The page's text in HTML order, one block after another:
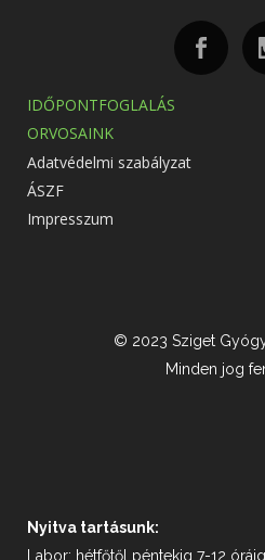
IDŐPONTFOGLALÁS
ORVOSAINK
Adatvédelmi szabályzat
ÁSZF
Impresszum
© 2023 Sziget
Minden jog
Nyitva tartásunk:
Labor: hétfőtől péntekig 7-12 óráig